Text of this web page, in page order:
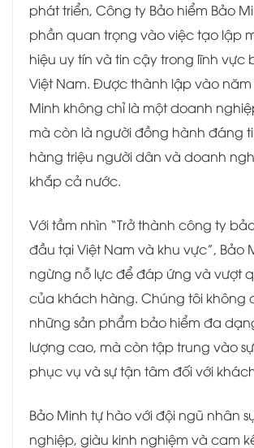
phát triển, Công ty Bảo hiểm Bảo
phần quan trọng vào việc tạo lập
hiệu uy tín và tin cậy trong lĩnh vực
Việt Nam. Được thành lập vào năm
Minh không chỉ là một doanh
mà còn là người đồng hành đáng
hàng triệu người dân và doanh
khắp cả nước.
Với tầm nhìn “Trở thành công ty
đầu tại Việt Nam và khu vực”, Bảo
ngừng nỗ lực để đáp ứng và vượt
của khách hàng. Chúng tôi không
những sản phẩm bảo hiểm đa
lượng cao, mà còn tập trung vào
phục vụ và sự tận tâm đối với
Bảo Minh tự hào với đội ngũ nhân
nghiệp, giàu kinh nghiệm và cam